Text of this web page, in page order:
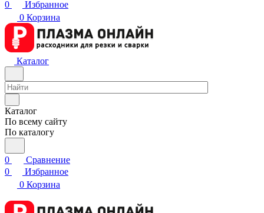
0
Избранное
0 Корзина
Каталог
Каталог
По всему сайту
По каталогу
0
Сравнение
0
Избранное
0 Корзина